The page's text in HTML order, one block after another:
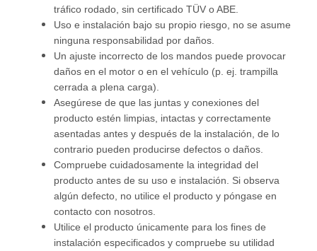
tráfico rodado, sin certificado TÜV o ABE.
Uso e instalación bajo su propio riesgo, no se asume
ninguna responsabilidad por daños.
Un ajuste incorrecto de los mandos puede provocar
daños en el motor o en el vehículo (p. ej. trampilla
cerrada a plena carga).
Asegúrese de que las juntas y conexiones del
producto estén limpias, intactas y correctamente
asentadas antes y después de la instalación, de lo
contrario pueden producirse defectos o daños.
Compruebe cuidadosamente la integridad del
producto antes de su uso e instalación. Si observa
algún defecto, no utilice el producto y póngase en
contacto con nosotros.
Utilice el producto únicamente para los fines de
instalación especificados y compruebe su utilidad